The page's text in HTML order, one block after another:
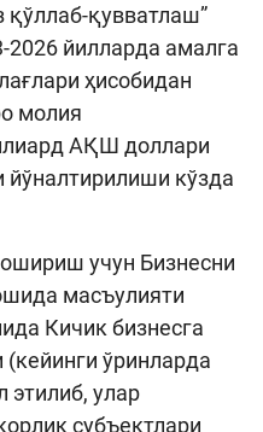
қўллаб-қувватлаш”
2026 йилларда амалга
ҳисобидан
молия
АҚШ доллари
кўзда
учун Бизнесни
масъулияти
Кичик бизнесга
ўринларда
этилиб, улар
субъектлари